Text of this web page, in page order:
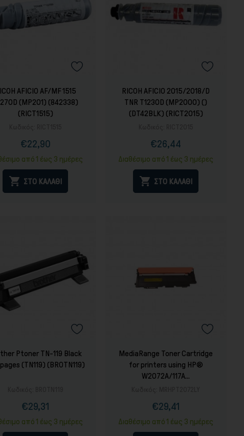
AFICIO AF/MF 1515
(MP201) (842338)
(RICT1515)
Τιμή
€22,90
Κανονική
τιμή
από 1 έως 3 ημέρες
 ΣΤΟ ΚΑΛΑΘΙ
RICOH AFICIO 2015/2018/D
TNR T1230D (MP2000) ()
(DT42BLK) (RICT2015)
Τιμή
€26,44
Κανονική
τιμή
Διαθέσιμο από 1 έως 3 ημέρες
 ΣΤΟ ΚΑΛΑΘΙ
Ptoner TN-119 Black
(TN119) (BROTN119)
Τιμή
€29,31
από 1 έως 3 ημέρες
MediaRange Toner Cartridge
for printers using HP®
W2072A/117A...
Τιμή
€29,41
Κανονική
τιμή
Διαθέσιμο από 1 έως 3 ημέρες